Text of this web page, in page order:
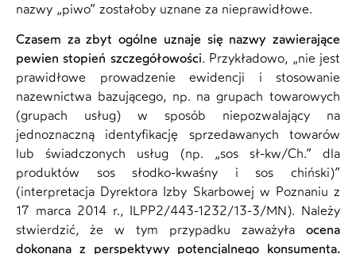
nazwy „piwo” zostałoby uznane za nieprawidłowe.
Czasem za zbyt ogólne uznaje się nazwy zawierające
pewien stopień szczegółowości. Przykładowo, „nie jest
prawidłowe prowadzenie ewidencji i stosowanie
nazewnictwa bazującego, np. na grupach towarowych
(grupach usług) w sposób niepozwalający na
jednoznaczną identyfikację sprzedawanych towarów
lub świadczonych usług (np. „sos sł-kw/Ch.” dla
produktów sos słodko-kwaśny i sos chiński)”
(interpretacja Dyrektora Izby Skarbowej w Poznaniu z
17 marca 2014 r., ILPP2/443-1232/13-3/MN). Należy
stwierdzić, że w tym przypadku zaważyła ocena
dokonana z perspektywy potencjalnego konsumenta.